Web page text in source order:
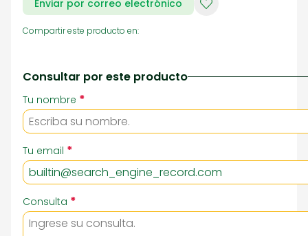
Enviar por correo electrónico
Compartir este producto en:
Consultar por este producto
Tu nombre *
Tu email *
Consulta *